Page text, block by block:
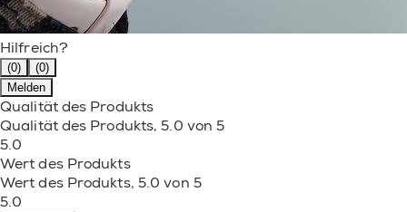
Hilfreich?
(0)
(0)
Melden
Qualität des Produkts
Qualität des Produkts, 5.0 von 5
5.0
Wert des Produkts
Wert des Produkts, 5.0 von 5
5.0